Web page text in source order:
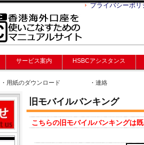
プライバシーポリ
サービス案内 HSBCアシスタンス
・用紙のダウンロード ・連絡
旧モバイルバンキング
こちらの旧モバイルバンキングは